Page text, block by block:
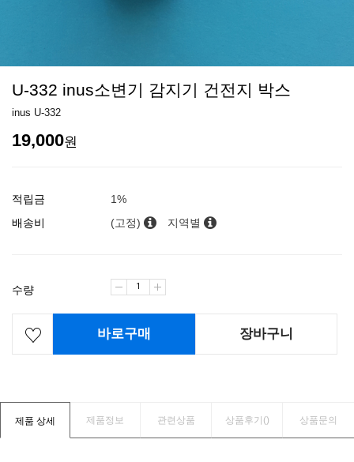
U-332 inus소변기 감지기 건전지 박스
inus U-332
19,000원
적립금
1%
배송비
(고정) 지역별
수량
바로구매 장바구니
제품 상세 제품정보 관련상품 상품후기() 상품문의